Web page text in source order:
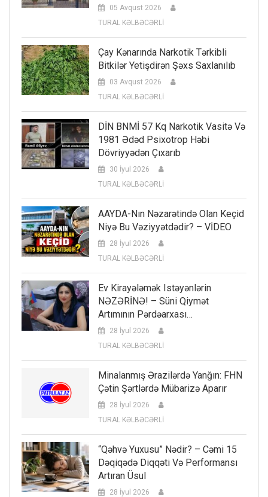
05 Avqust 2026
TURAL KƏLBƏCƏRLİ
Çay Kənarında Narkotik Tərkibli
Bitkilər Yetişdirən Şəxs Saxlanılıb
03 Avqust 2026
TURAL KƏLBƏCƏRLİ
DİN BNMİ 57 Kq Narkotik Vasitə Və
1981 Ədəd Psixotrop Həbi
Dövriyyədən Çıxarıb
30 İyul 2026
TURAL KƏLBƏCƏRLİ
AAYDA-Nın Nəzarətində Olan Keçid
Niyə Bu Vəziyyətdədir? – VİDEO
28 İyul 2026
TURAL KƏLBƏCƏRLİ
Ev Kirayələmək Istəyənlərin
NƏZƏRİNƏ! – Süni Qiymət
Artımının Pərdəarxası…
28 İyul 2026
TURAL KƏLBƏCƏRLİ
Minalanmış Ərazilərdə Yanğın: FHN
Çətin Şərtlərdə Mübarizə Aparır
28 İyul 2026
TURAL KƏLBƏCƏRLİ
“Qəhvə Yuxusu” Nədir? – Cəmi 15
Dəqiqədə Diqqəti Və Performansı
Artıran Üsul
28 İyul 2026